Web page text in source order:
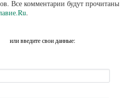
Все комментарии будут прочитаны
.
или введите свои данные: